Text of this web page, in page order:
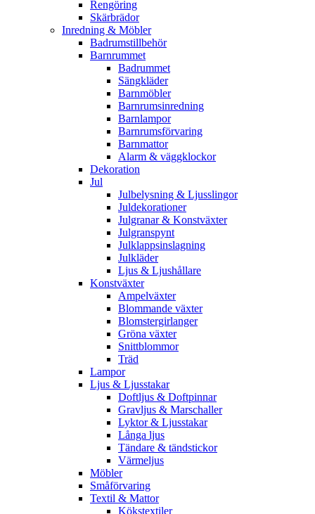
Rengöring
Skärbrädor
Inredning & Möbler
Badrumstillbehör
Barnrummet
Badrummet
Sängkläder
Barnmöbler
Barnrumsinredning
Barnlampor
Barnrumsförvaring
Barnmattor
Alarm & väggklockor
Dekoration
Jul
Julbelysning & Ljusslingor
Juldekorationer
Julgranar & Konstväxter
Julgranspynt
Julklappsinslagning
Julkläder
Ljus & Ljushållare
Konstväxter
Ampelväxter
Blommande växter
Blomstergirlanger
Gröna växter
Snittblommor
Träd
Lampor
Ljus & Ljusstakar
Doftljus & Doftpinnar
Gravljus & Marschaller
Lyktor & Ljusstakar
Långa ljus
Tändare & tändstickor
Värmeljus
Möbler
Småförvaring
Textil & Mattor
Kökstextiler